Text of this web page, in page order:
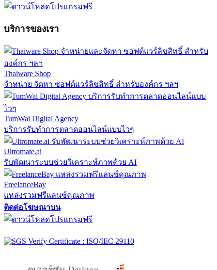
บริการของเรา
Thaiware Shop
จำหน่าย จัดหา ซอฟต์แวร์ลิขสิทธิ์ สำหรับองค์กร ฯลฯ
TumWai Digital Agency
บริการรับทำการตลาดออนไลน์แบบไวๆ
Ultromate.ai
รับพัฒนาระบบช่วยวิเคราะห์ภาพด้วย AI
FreelanceBay
แหล่งรวมฟรีแลนซ์คุณภาพ
ติดต่อโฆษณาบน